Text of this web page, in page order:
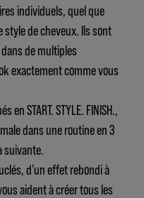
individuels, quel que
style de cheveux. Ils sont
de multiples
exactement comme vous
en START. STYLE. FINISH.,
dans une routine en 3
suivante.
d’un effet rebondi à
aident à créer tous les